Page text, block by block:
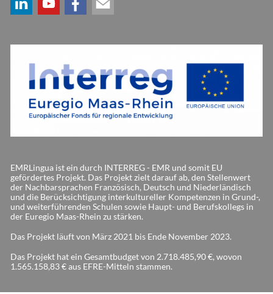
EMRLingua ist ein durch INTERREG - EMR und somit EU
gefördertes Projekt. Das Projekt zielt darauf ab, den Stellenwert
der Nachbarsprachen Französisch, Deutsch und Niederländisch
und die Berücksichtigung interkultureller Kompetenzen in Grund-,
und weiterführenden Schulen sowie Haupt- und Berufskollegs in
der Euregio Maas-Rhein zu stärken.
Das Projekt läuft von März 2021 bis Ende November 2023.
Das Projekt hat ein Gesamtbudget von 2.718.485,90 €, wovon
1.565.158,83 € aus EFRE-Mitteln stammen.